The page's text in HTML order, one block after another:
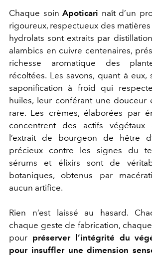
Chaque soin Apoticari naît d’un
rigoureux, respectueux des matières
hydrolats sont extraits par
alambics en cuivre centenaires,
richesse aromatique des
récoltées. Les savons, quant à eux,
saponification à froid qui
huiles, leur conférant une douceur
rare. Les crèmes, élaborées par
concentrent des actifs végétaux
l’extrait de bourgeon de hêtre
précieux contre les signes du
sérums et élixirs sont de
botaniques, obtenus par
aucun artifice.
Rien n’est laissé au hasard.
chaque geste de fabrication,
pour préserver l’intégrité du
pour insuffler une dimension